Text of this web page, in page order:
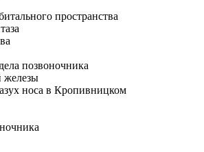
пространства
позвоночника
железы
носа в Кропивницком